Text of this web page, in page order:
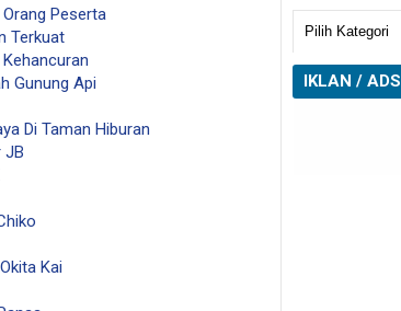
Peserta
Terkuat
Gunung Api
Di Taman Hiburan
JB
Kai
IKLAN / ADS